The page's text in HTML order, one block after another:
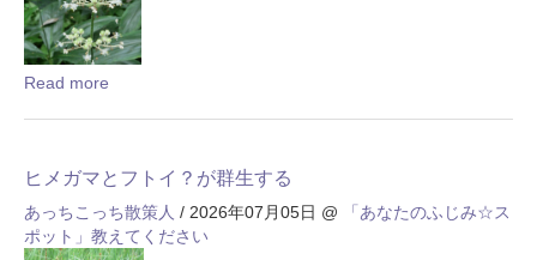
Read more
ヒメガマとフトイ？が群生する
あっちこっち散策人 / 2026年07月05日 @
「あなたのふじみ☆ス
ポット」教えてください